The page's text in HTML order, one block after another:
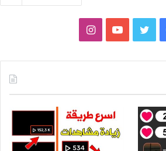
فيسبوك تويتر يوتيوبانستقرام